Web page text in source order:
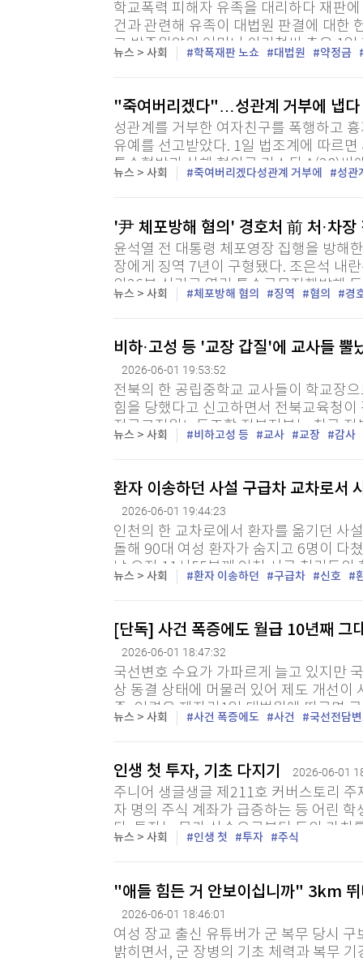
학교폭력 피해자 유족을 대리하다 재판
건과 관련해 유족이 대법원 판결에 대한
고 박주원양의 어머니 이기철씨 측은 1
판결 중 청구인의 상고를 기각한 부분은
뉴스 > 사회 학폭재판 노쇼 대법원 약정금
"죽여버리겠다"…성관계 거부에 냅
성관계를 거부한 여자친구를 폭행하고
유예를 선고받았다. 1일 법조계에 따르
특수협박과 상해 혐의로 기소된 A(28)씨
고했다. A씨는 지난해 12월 6일 새벽 1
뉴스 > 사회 죽여버리겠다성관계 거부에 성관
'尹 체포방해 혐의' 경호처 前 처·차
윤석열 전 대통령 체포영장 집행을 방해
장에게 징역 7년이 구형됐다. 조은석 내
의26부 심리로 열린 특수공무집행방해
선고해달라”고 요청했다. 함께 재판에
뉴스 > 사회 체포방해 혐의 징역 혐의 경
비하·고성 등 '교장 갑질'에 교사들
2026-06-01 19:53:52
전북의 한 공립중학교 교사들이 학교장
힘을 당했다고 신고하면서 전북교육청
전국교직원노동조합 전북지부는 최근
A씨가 독단적인 의사 결정으로 교사들
뉴스 > 사회 비하고성 등 교사 교장 감사
환자 이송하던 사설 구급차 교차로서
2026-06-01 19:44:23
인천의 한 교차로에서 환자를 옮기던 사
돌해 90대 여성 환자가 숨지고 6명이 다
날 오전 11시55분께 인천 서구 청라동의
을 들이받았다. 이 사고로 구급차에 타고
뉴스 > 사회 환자 이송하던 구급차 신호
[단독] 사건 폭증에도 월급 10년째
2026-06-01 18:47:32
국선변호 수요가 가파르게 늘고 있지만
상 동결 상태에 머물러 있어 제도 개선이
증, 인력은 제자리1일 대법원에 따르면
건에서 2024년 17만8842건으로 27.4%
뉴스 > 사회 사건 폭증에도 사건 국선전담
인생 첫 투자, 기초 다지기 2026-06-01
주니어 생글생글 제211호 커버스토리 주
자 명의 주식 계좌가 급증하는 등 어린
다. 투자는 물가 상승으로부터 돈의 가치
한편으로는 큰 손실을 볼 위험도 내포하
뉴스 > 사회 인생 첫 투자 주식
"애들 힘든 거 안보이십니까" 3km
2026-06-01 18:46:01
여성 장교 출신 유튜버가 군 복무 당시
밝히면서, 군 장병의 기초 체력과 복무